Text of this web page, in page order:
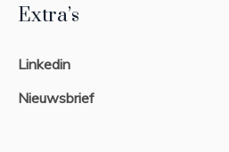
Extra’s
Linkedin
Nieuwsbrief